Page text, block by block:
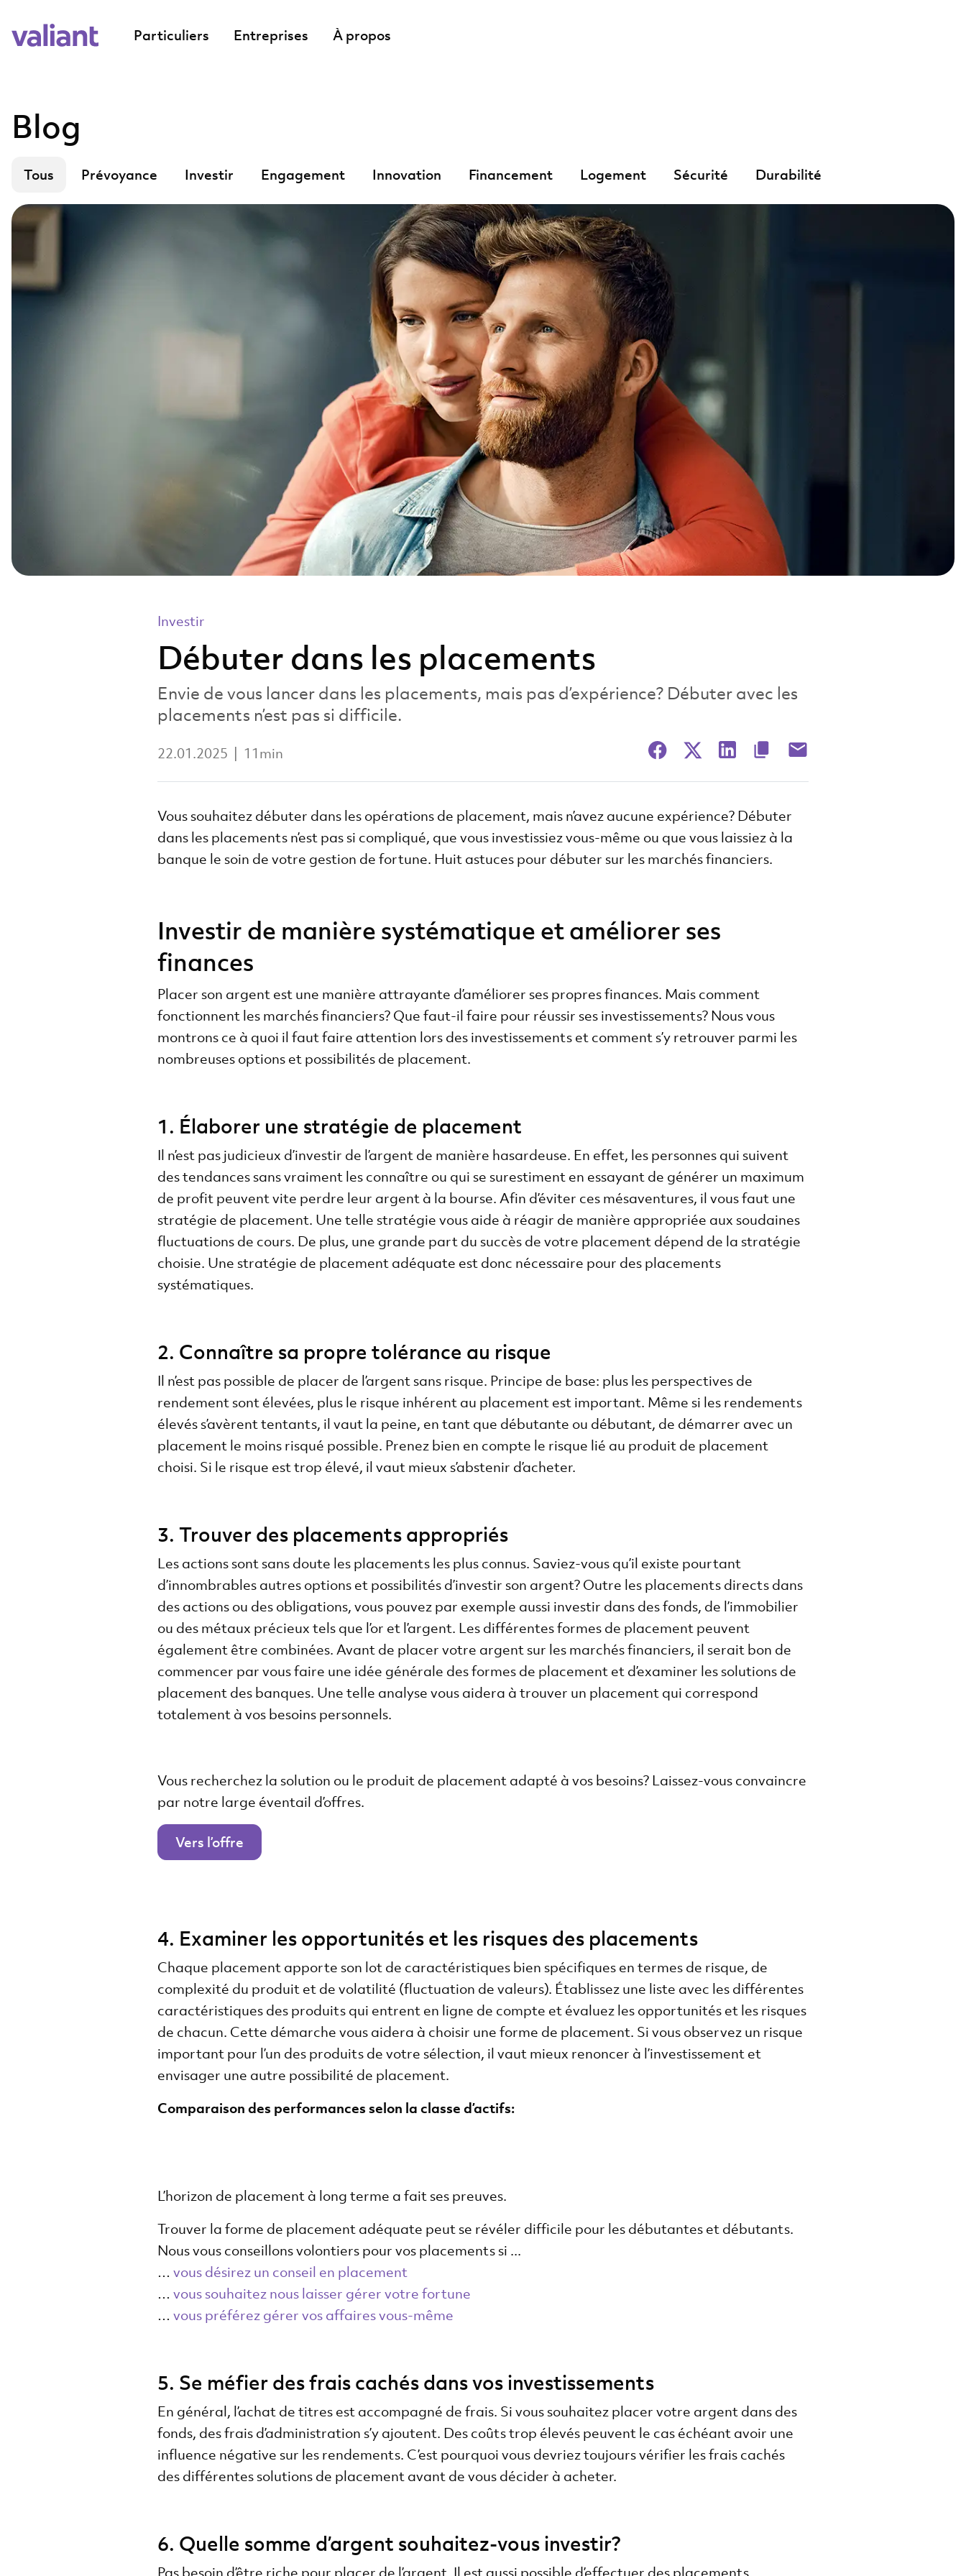
Particuliers Entreprises À propos
Blog
Tous Prévoyance Investir Engagement Innovation Financement Logement Sécurité Durabilité
Investir
Débuter dans les placements
Envie de vous lancer dans les placements, mais pas d’expérience? Débuter avec les
placements n’est pas si difficile.
22.01.2025 11min
Vous souhaitez débuter dans les opérations de placement, mais n’avez aucune expérience? Débuter
dans les placements n’est pas si compliqué, que vous investissiez vous-même ou que vous laissiez à la
banque le soin de votre gestion de fortune. Huit astuces pour débuter sur les marchés financiers.
Investir de manière systématique et améliorer ses
finances
Placer son argent est une manière attrayante d’améliorer ses propres finances. Mais comment
fonctionnent les marchés financiers? Que faut-il faire pour réussir ses investissements? Nous vous
montrons ce à quoi il faut faire attention lors des investissements et comment s’y retrouver parmi les
nombreuses options et possibilités de placement.
1. Élaborer une stratégie de placement
Il n’est pas judicieux d’investir de l’argent de manière hasardeuse. En effet, les personnes qui suivent
des tendances sans vraiment les connaître ou qui se surestiment en essayant de générer un maximum
de profit peuvent vite perdre leur argent à la bourse. Afin d’éviter ces mésaventures, il vous faut une
stratégie de placement. Une telle stratégie vous aide à réagir de manière appropriée aux soudaines
fluctuations de cours. De plus, une grande part du succès de votre placement dépend de la stratégie
choisie. Une stratégie de placement adéquate est donc nécessaire pour des placements
systématiques.
2. Connaître sa propre tolérance au risque
Il n’est pas possible de placer de l’argent sans risque. Principe de base: plus les perspectives de
rendement sont élevées, plus le risque inhérent au placement est important. Même si les rendements
élevés s’avèrent tentants, il vaut la peine, en tant que débutante ou débutant, de démarrer avec un
placement le moins risqué possible. Prenez bien en compte le risque lié au produit de placement
choisi. Si le risque est trop élevé, il vaut mieux s’abstenir d’acheter.
3. Trouver des placements appropriés
Les actions sont sans doute les placements les plus connus. Saviez-vous qu’il existe pourtant
d’innombrables autres options et possibilités d’investir son argent? Outre les placements directs dans
des actions ou des obligations, vous pouvez par exemple aussi investir dans des fonds, de l’immobilier
ou des métaux précieux tels que l’or et l’argent. Les différentes formes de placement peuvent
également être combinées. Avant de placer votre argent sur les marchés financiers, il serait bon de
commencer par vous faire une idée générale des formes de placement et d’examiner les solutions de
placement des banques. Une telle analyse vous aidera à trouver un placement qui correspond
totalement à vos besoins personnels.
Vous recherchez la solution ou le produit de placement adapté à vos besoins? Laissez-vous convaincre
par notre large éventail d’offres.
Vers l’offre
4. Examiner les opportunités et les risques des placements
Chaque placement apporte son lot de caractéristiques bien spécifiques en termes de risque, de
complexité du produit et de volatilité (fluctuation de valeurs). Établissez une liste avec les différentes
caractéristiques des produits qui entrent en ligne de compte et évaluez les opportunités et les risques
de chacun. Cette démarche vous aidera à choisir une forme de placement. Si vous observez un risque
important pour l’un des produits de votre sélection, il vaut mieux renoncer à l’investissement et
envisager une autre possibilité de placement.
Comparaison des performances selon la classe d’actifs:
L’horizon de placement à long terme a fait ses preuves.
Trouver la forme de placement adéquate peut se révéler difficile pour les débutantes et débutants.
Nous vous conseillons volontiers pour vos placements si ...
… vous désirez un conseil en placement
… vous souhaitez nous laisser gérer votre fortune
… vous préférez gérer vos affaires vous-même
5. Se méfier des frais cachés dans vos investissements
En général, l’achat de titres est accompagné de frais. Si vous souhaitez placer votre argent dans des
fonds, des frais d’administration s’y ajoutent. Des coûts trop élevés peuvent le cas échéant avoir une
influence négative sur les rendements. C’est pourquoi vous devriez toujours vérifier les frais cachés
des différentes solutions de placement avant de vous décider à acheter.
6. Quelle somme d’argent souhaitez-vous investir?
Pas besoin d’être riche pour placer de l’argent. Il est aussi possible d’effectuer des placements